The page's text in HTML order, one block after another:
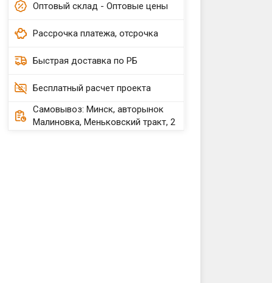
Оптовый склад - Оптовые цены
Рассрочка платежа, отсрочка
Быстрая доставка по РБ
Бесплатный расчет проекта
Самовывоз: Минск, авторынок
Малиновка, Меньковский тракт, 2